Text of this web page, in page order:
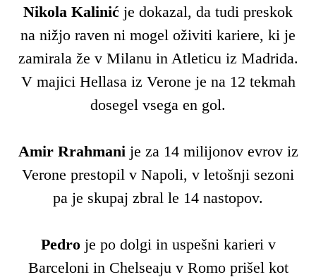
Nikola Kalinić je dokazal, da tudi preskok
na nižjo raven ni mogel oživiti kariere, ki je
zamirala že v Milanu in Atleticu iz Madrida.
V majici Hellasa iz Verone je na 12 tekmah
dosegel vsega en gol.
Amir Rrahmani je za 14 milijonov evrov iz
Verone prestopil v Napoli, v letošnji sezoni
pa je skupaj zbral le 14 nastopov.
Pedro je po dolgi in uspešni karieri v
Barceloni in Chelseaju v Romo prišel kot